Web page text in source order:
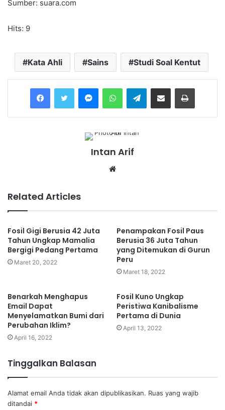
Sumber: suara.com
Hits: 9
Kata Ahli Sains Studi Soal Kentut
MessengerWhatsAppTelegramShare via Email Print
Intan Arif
Website
Related Articles
Fosil Gigi Berusia 42 Juta
Tahun Ungkap Mamalia
Bergigi Pedang Pertama
Maret 20, 2022
Penampakan Fosil Paus
Berusia 36 Juta Tahun
yang Ditemukan di Gurun
Peru
Maret 18, 2022
Benarkah Menghapus
Email Dapat
Menyelamatkan Bumi dari
Perubahan Iklim?
April 16, 2022
Fosil Kuno Ungkap
Peristiwa Kanibalisme
Pertama di Dunia
April 13, 2022
Tinggalkan Balasan
Alamat email Anda tidak akan dipublikasikan. Ruas yang wajib
ditandai *